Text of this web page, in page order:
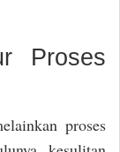
Proses
proses